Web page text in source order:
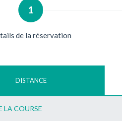
1
de la réservation
DISTANCE
LA COURSE